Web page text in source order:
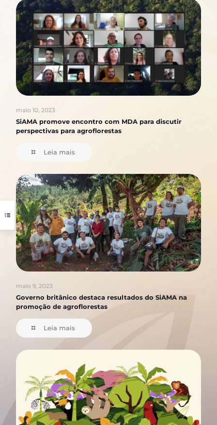
maio 10, 2023
SiAMA promove encontro com MDA para discutir
perspectivas para agroflorestas
Leia mais
maio 9, 2023
Governo britânico destaca resultados do SiAMA na
promoção de agroflorestas
Leia mais